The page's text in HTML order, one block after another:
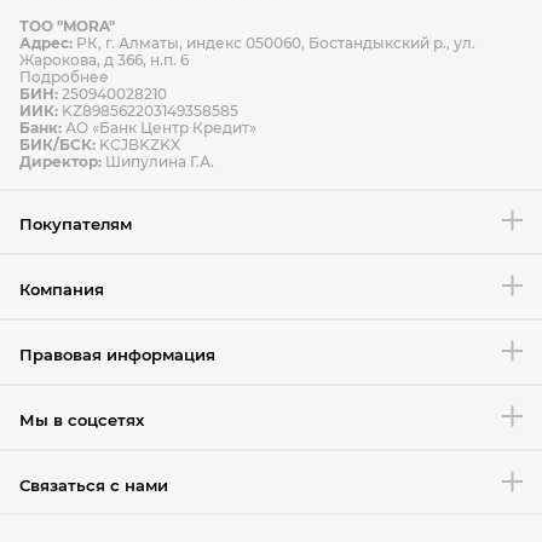
Способы оплаты Способы доставки
Условия возврата товара
ТОО "MORA"
Адрес: РК, г. Алматы, индекс 050060, Бостандыкский р., ул.
Жарокова, д 366, н.п. 6
Подробнее
БИН: 250940028210
ИИК: KZ898562203149358585
Банк: АО «Банк Центр Кредит»
БИК/БСК: KCJBKZKX
Директор: Шипулина Г.А.
Покупателям
Компания
Правовая информация
Мы в соцсетях
Связаться с нами